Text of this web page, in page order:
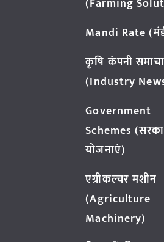
(Farming
Mandi Rate
कृषि कंपनी
(Industry
Government
Schemes
योजनाएं)
एग्रीकल्चर मशीन
(Agriculture
Machinery)